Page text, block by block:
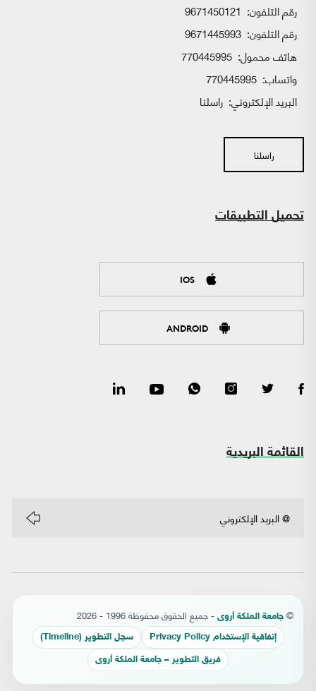
رقم التلفون: 9671450121
رقم التلفون: 9671445993
هاتف محمول: 770445995
واتساب:
البريد الإلكتروني: راسلنا
راسلنا
تحميل التطبيقات
IOS
ANDROID
القائمة البريدية
© جامعة الملكة أروى - جميع الحقوق محفوظة 1996 - 2026
إتفاقية الإستخدام Privacy Policy سجل التطوير (Timeline)
فريق التطوير – جامعة الملكة أروى